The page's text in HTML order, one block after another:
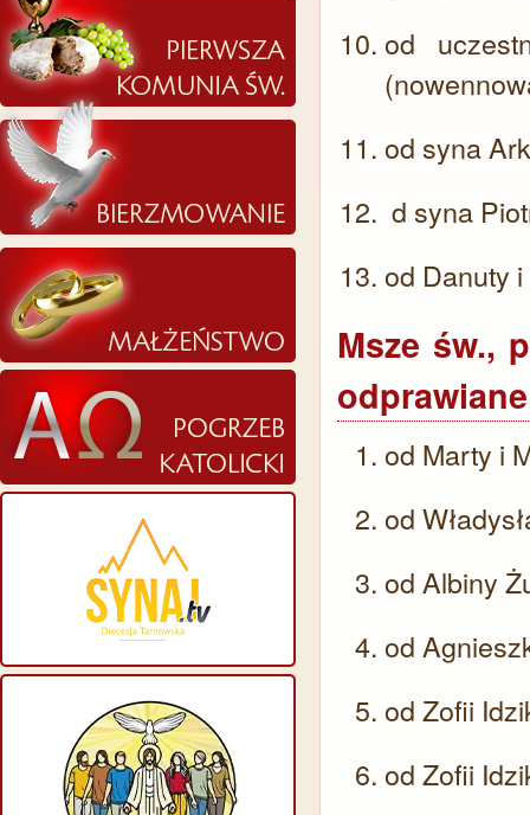
od
od syna
d syna
od Danuty
​Msze św.,
od Marty i
od
od Albiny
od
od Zofii
od Zofii